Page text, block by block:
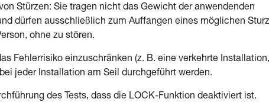
Stürzen: Sie tragen nicht das Gewicht der anwendenden
dürfen ausschließlich zum Auffangen eines möglichen
ohne zu stören.
Fehlerrisiko einzuschränken (z. B. eine verkehrte
jeder Installation am Seil durchgeführt werden.
des Tests, dass die LOCK-Funktion deaktiviert ist.